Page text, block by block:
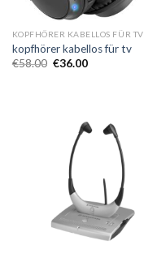
KOPFHÖRER KABELLOS FÜR TV
kopfhörer kabellos für tv
€58.00 €36.00